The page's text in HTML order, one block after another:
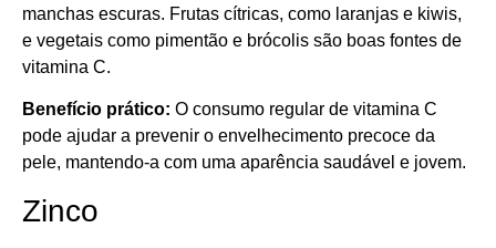
manchas escuras. Frutas cítricas, como laranjas e kiwis,
e vegetais como pimentão e brócolis são boas fontes de
vitamina C.
Benefício prático: O consumo regular de vitamina C
pode ajudar a prevenir o envelhecimento precoce da
pele, mantendo-a com uma aparência saudável e jovem.
Zinco